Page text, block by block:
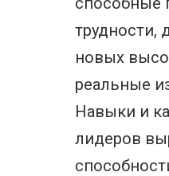
трудности,
новых
реальные
Навыки и
лидеров